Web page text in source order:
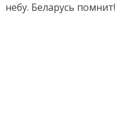
небу. Беларусь помнит!